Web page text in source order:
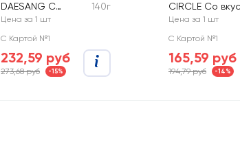
DAESANG С
оригинальным
140г
Цена за 1 шт
С Картой №1
232,59 руб
273,68 руб -15%
CIRCLE Со
икры краба
Цена за 1 шт
С Картой №1
165,59 руб
194,79 руб -14%